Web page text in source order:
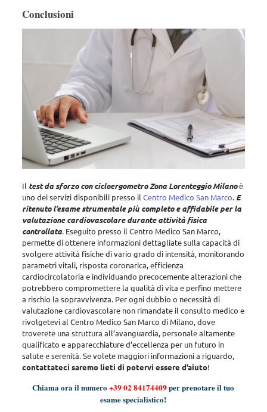
Conclusioni
Il test da sforzo con cicloergometro Zona Lorenteggio Milanoè
uno dei servizi disponibili presso ilCentro Medico San Marco. E
ritenuto l’esame strumentale più completo e affidabile per la
valutazione cardiovascolare durante attività fisica
controllata. Eseguito presso il Centro Medico San Marco,
permette di ottenere informazioni dettagliate sulla capacità di
svolgere attività fisiche di vario grado di intensità, monitorando
parametri vitali, risposta coronarica, efficienza
cardiocircolatoria e individuando precocemente alterazioni che
potrebbero compromettere la qualità di vita e perfino mettere
a rischio la sopravvivenza. Per ogni dubbio o necessità di
valutazione cardiovascolare non rimandate il consulto medico e
rivolgetevi al Centro Medico San Marco di Milano, dove
troverete una struttura all’avanguardia, personale altamente
qualificato e apparecchiature d’eccellenza per un futuro in
salute e serenità. Se volete maggiori informazioni a riguardo,
contattateci saremo lieti di potervi essere d’aiuto!
Chiama ora il numero+39 02 84174409per prenotare il tuo
esame specialistico!